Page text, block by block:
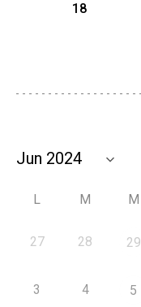
18
L M M
27 28 29
3 4 5